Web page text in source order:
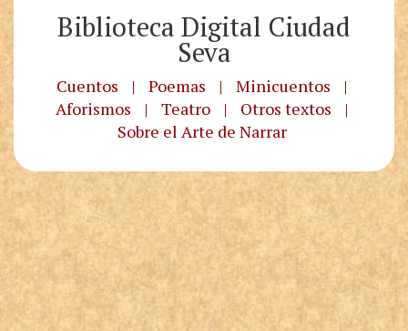
Biblioteca Digital Ciudad
Seva
Cuentos | Poemas | Minicuentos
|
Aforismos
| Teatro | Otros textos
|
Sobre el Arte de Narrar